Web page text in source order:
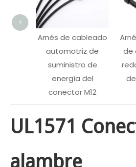
Arnés de cableado
automotriz de
suministro de
energía del
conector M12
de
<
UL1571
alambre